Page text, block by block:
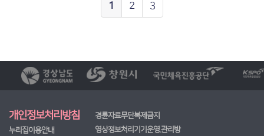
1 2 3
개인정보처리방침
경륜자료무단복제금지
누리집이용안내
영상정보처리기기운영.관리방